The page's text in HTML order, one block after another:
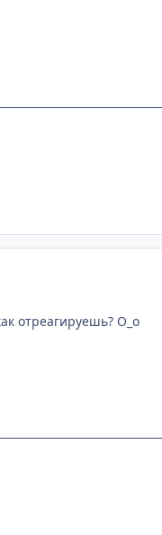
отреагируешь? О_о